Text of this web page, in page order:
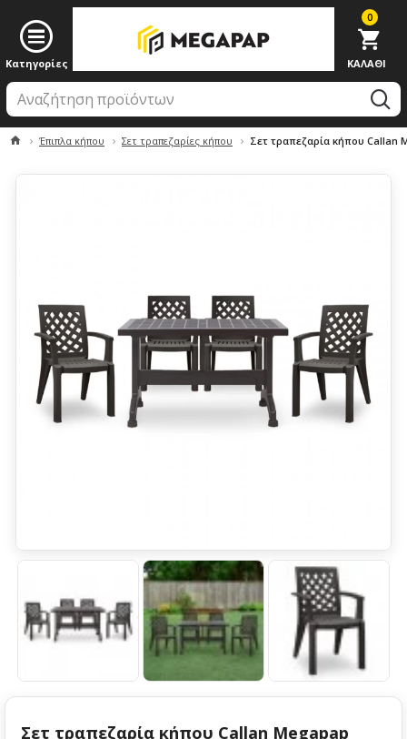
0
Έπιπλα κήπου Σετ τραπεζαρίες κήπου Σετ τραπεζαρία κήπου Callan
Σετ τραπεζαρία κήπου Callan Megapap